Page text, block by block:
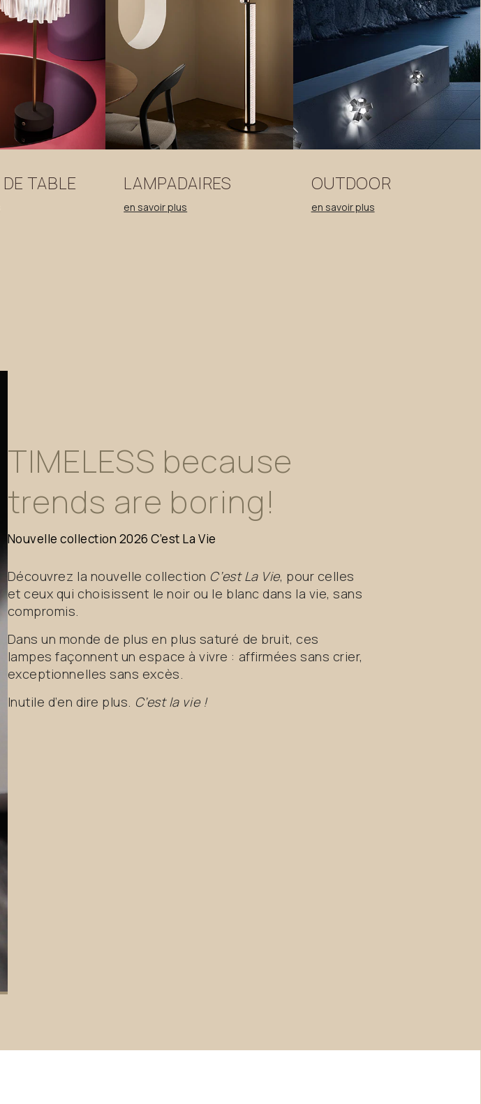
DE TABLE LAMPADAIRES
en savoir plus
OUTDOOR
en savoir plus
TIMELESS because
trends are boring!
Nouvelle collection 2026 C’est La Vie
Découvrez la nouvelle collection C’est La Vie, pour celles
et ceux qui choisissent le noir ou le blanc dans la vie, sans
compromis.
Dans un monde de plus en plus saturé de bruit, ces
lampes façonnent un espace à vivre : affirmées sans crier,
exceptionnelles sans excès.
Inutile d’en dire plus. C’est la vie !